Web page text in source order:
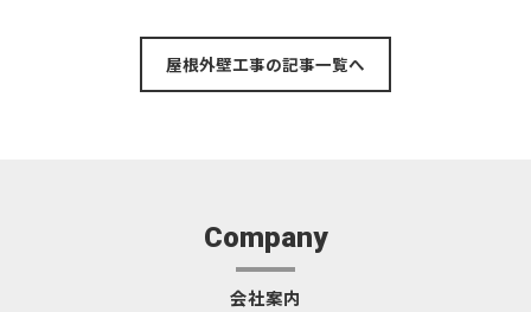
屋根外壁工事の記事一覧へ
Company
会社案内